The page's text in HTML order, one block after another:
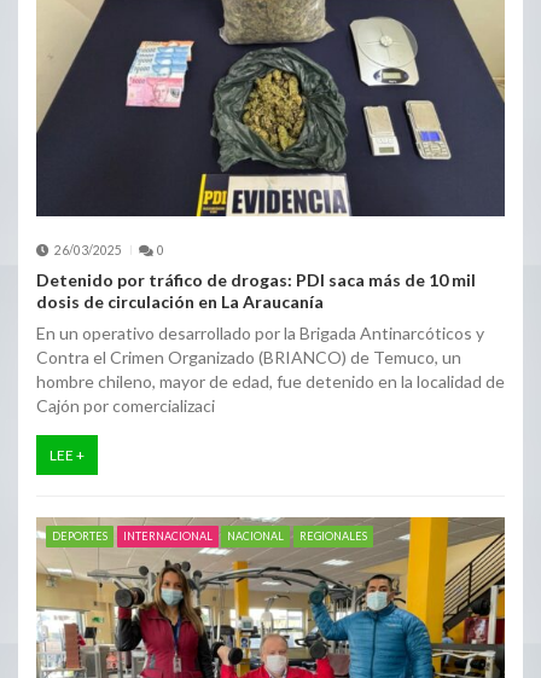
26/03/2025 0
Detenido por tráfico de drogas: PDI saca más de 10 mil
dosis de circulación en La Araucanía
En un operativo desarrollado por la Brigada Antinarcóticos y
Contra el Crimen Organizado (BRIANCO) de Temuco, un
hombre chileno, mayor de edad, fue detenido en la localidad de
Cajón por comercializaci
LEE +
DEPORTES INTERNACIONAL NACIONAL REGIONALES